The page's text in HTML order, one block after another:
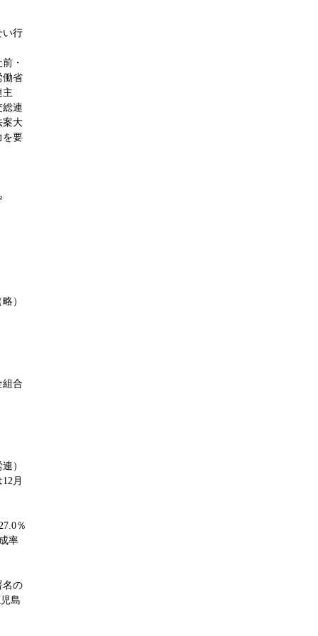
い行
・
働省
主
連
案大
を要
）
合
）
月
％
率
名の
島